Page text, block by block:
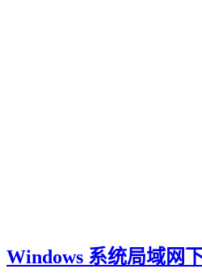
Windows 系统局域网